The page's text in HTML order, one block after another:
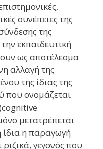
συνέπειες της
της
εκπαιδευτική
ως αποτέλεσμα
αλλαγή της
της ίδιας της
που ονομάζεται
μετατρέπεται
η παραγωγή
γεγονός που